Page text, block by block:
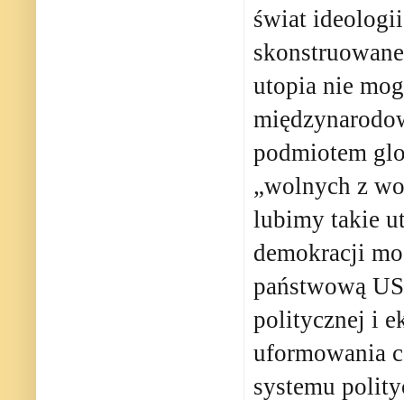
świat ideologii
utopia nie
podmiotem
„wolnych z
lubimy takie
demokracji
państwową
politycznej i
uformowania
systemu